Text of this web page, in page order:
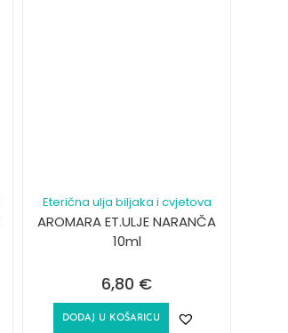
Eterična ulja biljaka i cvjetova
AROMARA ET.ULJE NARANČA
10ml
6,80 €
DODAJ U KOŠARICU